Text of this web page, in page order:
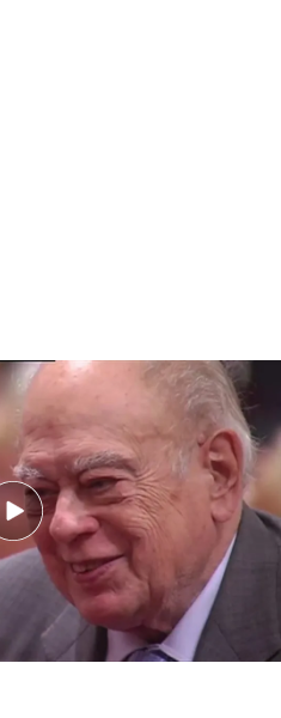
a la bruja Mersida
y masonería
tenía una bruja
acudió durante la
le preguntaba sobre
y además la bruja se le
tenía que hacer en